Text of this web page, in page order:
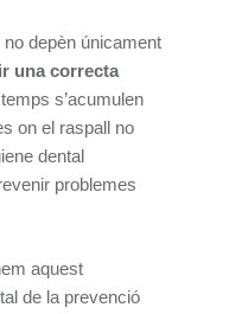
depèn únicament
una correcta
s’acumulen
on el raspall no
dental
problemes
aquest
de la prevenció